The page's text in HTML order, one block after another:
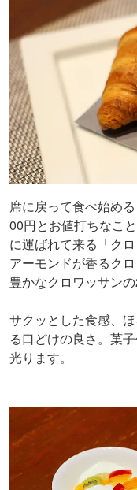
席に戻って食べ始め
00円とお値打ちなこ
に運ばれて来る「ク
アーモンドが香るク
豊かなクロワッサンの
サクッとした食感、
る口どけの良さ。菓
光ります。